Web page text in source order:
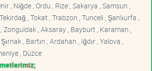
, Niğde , Ordu , Rize , Sakarya , Samsun ,
, Tokat , Trabzon , Tunceli , Şanlıurfa ,
Zonguldak , Aksaray , Bayburt , Karaman ,
, Bartın , Ardahan , Iğdır , Yalova ,
, Düzce